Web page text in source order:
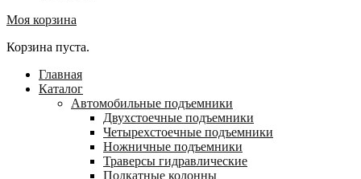
Моя корзина
Корзина пуста.
Главная
Каталог
Автомобильные подъемники
Двухстоечные подъемники
Четырехстоечные подъемники
Ножничные подъемники
Траверсы гидравлические
Подкатные колонны